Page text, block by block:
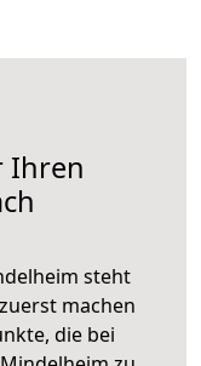
Ihren
steht
machen
die bei